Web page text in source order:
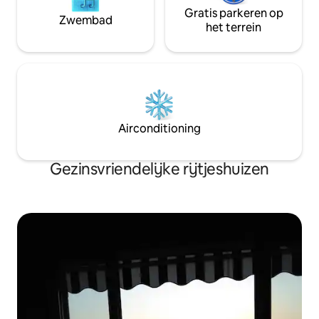
Zwembad
Gratis parkeren op
het terrein
Airconditioning
Gezinsvriendelijke rijtjeshuizen